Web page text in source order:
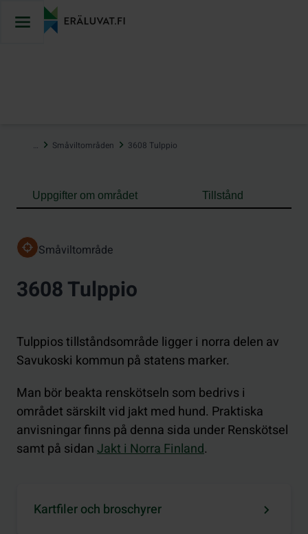
… Småviltområden 3608 Tulppio
Uppgifter om området Tillstånd
Småviltområde
3608 Tulppio
Tulppios tillståndsområde ligger i norra delen av
Savukoski kommun på statens marker.
Man bör beakta renskötseln som bedrivs i
området särskilt vid jakt med hund. Praktiska
anvisningar finns på denna sida under Renskötsel
samt på sidanJakt i Norra Finland.
Kartfiler och broschyrer